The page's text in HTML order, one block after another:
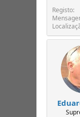
p
i
c
s
Registo